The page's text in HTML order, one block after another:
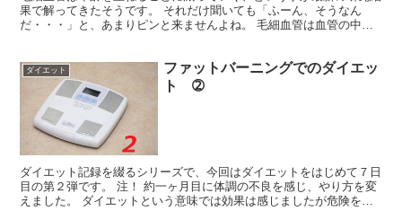
果で解ってきたそうです。 それだけ聞いても「ふーん、そうなん
だ・・・」と、あまりピンと来ませんよね。 毛細血管は血管の中で
ダイエット
ファットバーニングでのダイエッ
ト ➁
ダイエット記録を綴るシリーズで、今回はダイエットをはじめて７日
目の第２弾です。 注！ 約一ヶ月目に体調の不良を感じ、やり方を変
えました。 ダイエットという意味では効果は感じましたが危険を伴